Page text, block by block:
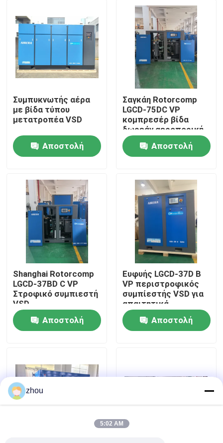
Σπίτι
Προϊόντα
Βίντεο
Περίπου εμείς
Γύρος εργοστασίων
Ποιοτικός έλεγχος
Ειδήσεις
Περιπτώσεις
Συμπυκνωτής αέρα
με βίδα τύπου
μετατροπέα VSD
Αποστολή
Σαγκάη Rotorcomp
LGCD-75DC VP
κομπρεσέρ βίδα
δωρεάν αεροπορική
παράδοση
Αποστολή
Shanghai Rotorcomp
LGCD-37BD C VP
Στροφικό συμπιεστή
VSD
περιστρεφόμενος
συμπιεστής για
συνθήκες υψηλής
Αποστολή
Ευφυής LGCD-37D B
VP περιστροφικός
συμπίεστής VSD για
απαιτητικά
βιομηχανικά
περιβάλλοντα
Αποστολή
zhou
5:02 AM